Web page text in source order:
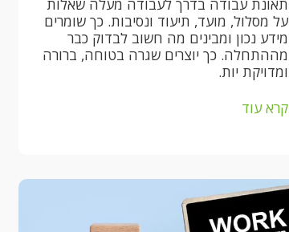
תאונת עבודה בדרך לעבודה מעלה שאלות
על מסלול, מועד, תיעוד ונסיבות. כך שומרים
מידע נכון ומבינים מה חשוב לבדוק כבר
מההתחלה. כך יוצרים שגרה בטוחה, ברורה
ומדויקת יות.
קרא עוד